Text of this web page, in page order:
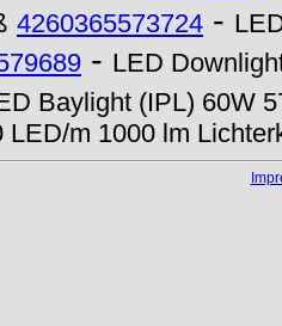
4260365573724 -
- LED
Baylight (IPL) 60W
LED/m 1000 lm